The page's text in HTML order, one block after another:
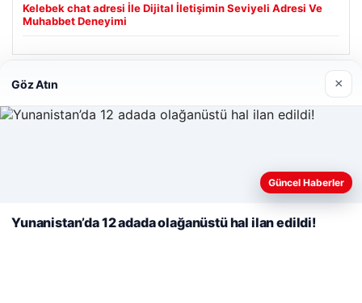
Kelebek chat adresi İle Dijital İletişimin Seviyeli Adresi Ve
Muhabbet Deneyimi
Son Eklenen Firmalar
Cengiz Sigorta
deneyiminizi kişiselleştirmek ve geliştirmek amacıyla çerezler
Reddet Kabul Et
Göz Atın ×
Güncel Haberler
Yunanistan’da 12 adada olağanüstü hal ilan edildi!